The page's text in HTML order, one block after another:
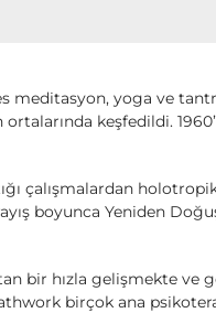
yoga ve
keşfedildi.
holotropik
boyunca Yeniden
bir hızla gelişmekte
birçok ana